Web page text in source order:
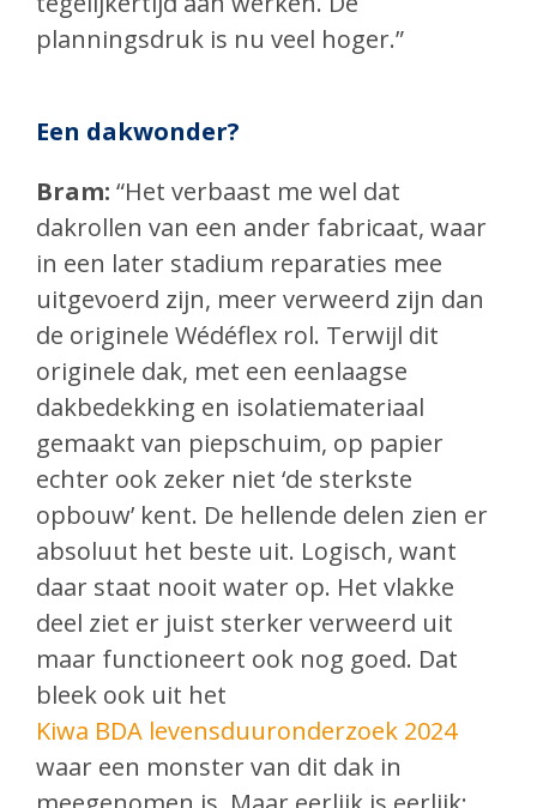
planningsdruk is nu veel hoger.”
Een dakwonder?
Bram: “Het verbaast me wel dat
dakrollen van een ander fabricaat, waar
in een later stadium reparaties mee
uitgevoerd zijn, meer verweerd zijn dan
de originele Wédéflex rol. Terwijl dit
originele dak, met een eenlaagse
dakbedekking en isolatiemateriaal
gemaakt van piepschuim, op papier
echter ook zeker niet ‘de sterkste
opbouw’ kent. De hellende delen zien er
absoluut het beste uit. Logisch, want
daar staat nooit water op. Het vlakke
deel ziet er juist sterker verweerd uit
maar functioneert ook nog goed. Dat
bleek ook uit het
Kiwa BDA levensduuronderzoek 2024
waar een monster van dit dak in